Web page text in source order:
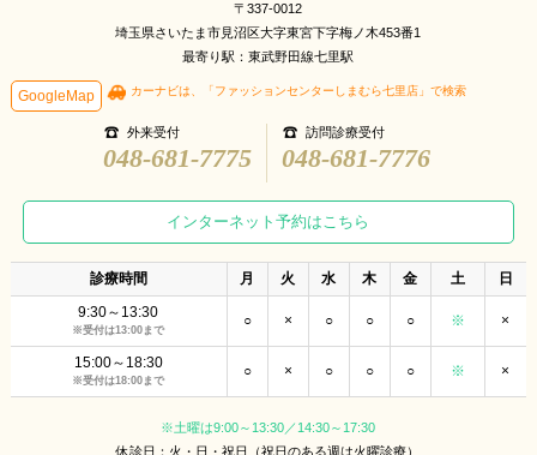
〒337-0012
埼玉県さいたま市見沼区大字東宮下字梅ノ木453番1
最寄り駅：東武野田線七里駅
GoogleMap カーナビは、「ファッションセンターしまむら七里店」で検索
外来受付
048-681-7775
訪問診療受付
048-681-7776
インターネット予約はこちら
診療時間 月 火 水 木 金 土
日
9:30～13:30
※受付は13:00まで
○ × ○ ○ ○ ※ ×
15:00～18:30
※受付は18:00まで
○ × ○ ○ ○ ※ ×
※土曜は9:00～13:30／14:30～17:30
休診日：火・日・祝日（祝日のある週は火曜診療）